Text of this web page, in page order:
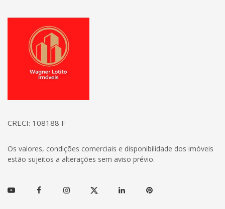
Página inicial
CRECI: 108188 F
Os valores, condições comerciais e disponibilidade dos imóveis
estão sujeitos a alterações sem aviso prévio.
Youtube FacebookInstagramTwitter Linkedin Pinterest